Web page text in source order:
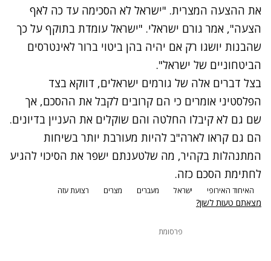
את ההצעה המצרית. "ישראל לא הסכימה עד כה לאף
הצעה", אמר גורם ישראלי. "ישראל עומדת בתוקף על כך
שהבנות יושגו רק אם יהיה בהן ביטוי ברור לאינטרסים
הביטחוניים של ישראל".
בצל דברים אלה של גורמים ישראלים, דווקא בצד
הפלסטיני אומרים כי הם קרובים לקבל את ההסכם, אך
שם גם לא קיבלו החלטה והם שוקלים את העניין בדיונים.
הם גם קראו לארה"ב להיות מעורבת יותר בשיחות
המתנהלות בקהיר, מה שלטענתם ישפר את הסיכוי להגיע
לחתימת הסכם כזה.
האיחוד האירופי ישראל מעברים מצרים רצועת עזה
מצאתם טעות לשון?
פרסומת